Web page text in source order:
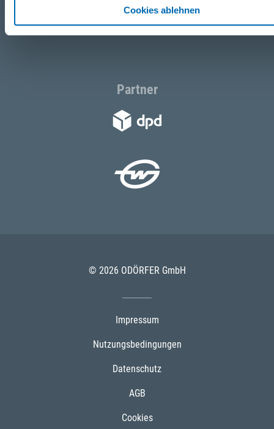
Cookies ablehnen
Instagram
Partner
© 2026 ODÖRFER GmbH
Impressum
Nutzungsbedingungen
Datenschutz
AGB
Cookies